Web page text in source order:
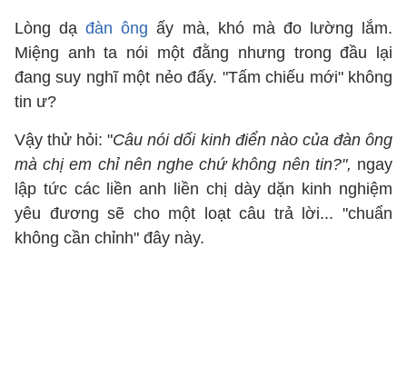
Lòng dạđàn ông ấy mà, khó mà đo lường lắm.
Miệng anh ta nói một đằng nhưng trong đầu lại
đang suy nghĩ một nẻo đấy. "Tấm chiếu mới" không
tin ư?
Vậy thử hỏi: "Câu nói dối kinh điển nào của đàn ông
mà chị em chỉ nên nghe chứ không nên tin?", ngay
lập tức các liền anh liền chị dày dặn kinh nghiệm
yêu đương sẽ cho một loạt câu trả lời... "chuẩn
không cần chỉnh" đây này.